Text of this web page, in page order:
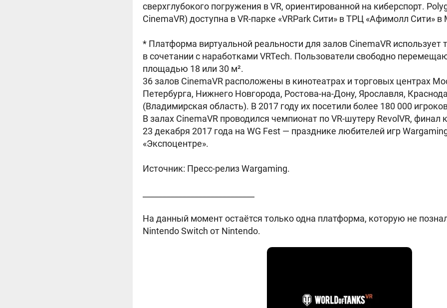
сверхглубокого погружения в VR, ориентированной на киберспорт.
CinemaVR) доступна в VR-парке «VRPark Сити» в ТРЦ «Афимолл Сити» в
* Платформа виртуальной реальности для залов CinemaVR использует
в сочетании с наработками VRTech. Пользователи свободно
площадью 18 или 30 м².
36 залов CinemaVR расположены в кинотеатрах и торговых центрах
Петербурга, Нижнего Новгорода, Ростова-на-Дону, Ярославля,
(Владимирская область). В 2017 году их посетили более 180 000
В залах CinemaVR проводился чемпионат по VR-шутеру RevolVR, финал
23 декабря 2017 года на WG Fest — празднике любителей игр
«Экспоцентре».
Источник: Пресс-релиз Wargaming.
На данный момент остаётся только одна платформа, которую не
Nintendo Switch от Nintendo.